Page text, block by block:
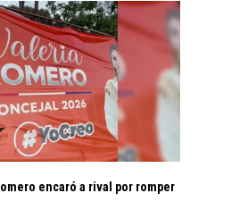
encaró a rival por romper